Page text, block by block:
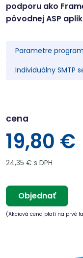
podporu ako
pôvodnej ASP
Parametre
Individuálny SMTP
cena
19,80 €
24,35 € s DPH
Objednať
(Akciová cena platí na prvé